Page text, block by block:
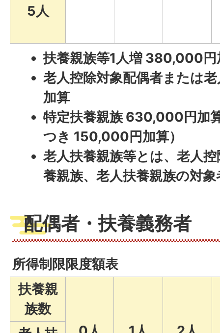
5人
扶養親族等1人増 380,000円
老人控除対象配偶者または
加算
特定扶養親族 630,000円加
つき 150,000円加算）
老人扶養親族等とは、老人
養親族、老人扶養親族の対
配偶者・扶養義務者
所得制限限度額表
扶養親
族数